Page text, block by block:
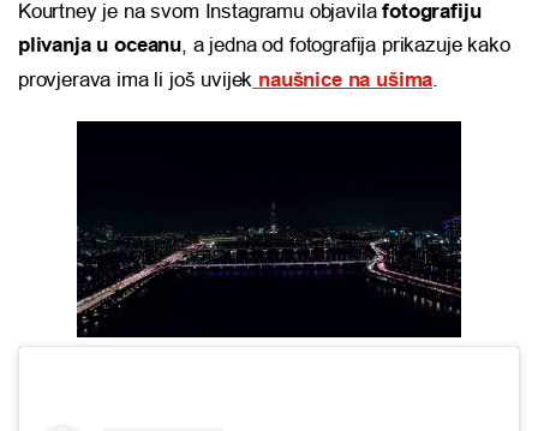
Kourtney je na svom Instagramu objavilafotografiju
plivanja u oceanu , a jedna od fotografija prikazuje kako
provjerava ima li još uvijek naušnice na ušima